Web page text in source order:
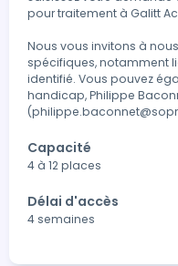
pour traitement à Galitt
Nous vous invitons à
spécifiques, notamment
identifié. Vous pouvez
handicap, Philippe
Capacité
4 à 12 places
Délai d'accès
4 semaines